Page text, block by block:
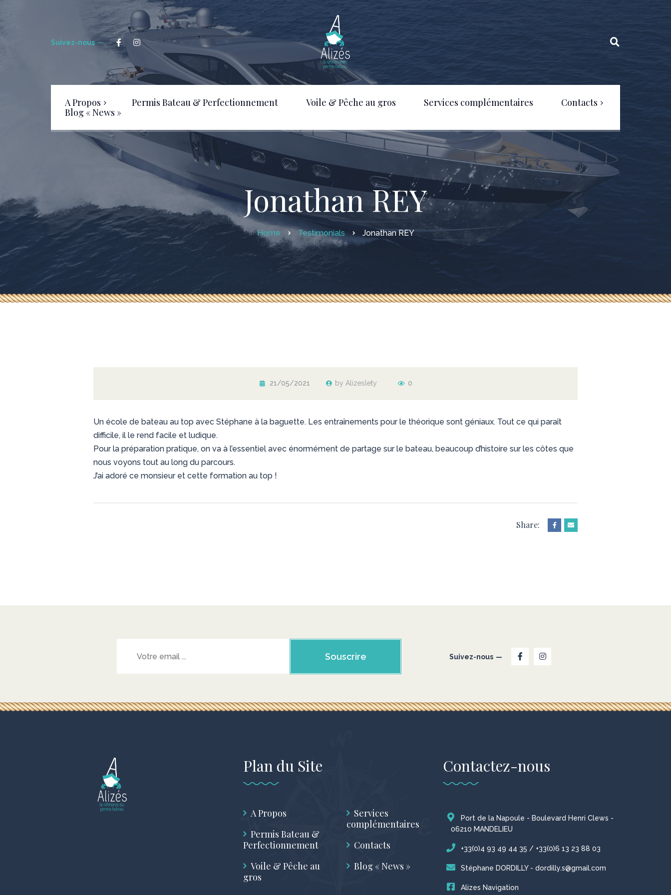
Suivez-nous
A Propos
FAQ – Foire aux Questions
Permis Bateau & Perfectionnement Voile & Pêche au gros Services complémentaires Contacts
Politique de confidentialité
Blog « News »
Jonathan REY
Home Testimonials Jonathan REY
21/05/2021 by Alizeslety 0
Un école de bateau au top avec Stéphane à la baguette. Les entraînements pour le théorique sont géniaux. Tout ce qui paraît
difficile, il le rend facile et ludique.
Pour la préparation pratique, on va à l’essentiel avec énormément de partage sur le bateau, beaucoup d’histoire sur les côtes que
nous voyons tout au long du parcours.
J’ai adoré ce monsieur et cette formation au top !
Share:
Souscrire Suivez-nous
Plan du Site
A Propos
Permis Bateau &
Perfectionnement
Voile & Pêche au
gros
Services
complémentaires
Contacts
Blog « News »
Contactez-nous
Port de la Napoule - Boulevard Henri Clews -
06210 MANDELIEU
+33(0)4 93 49 44 35 / +33(0)6 13 23 88 03
Stéphane DORDILLY - dordilly.s@gmail.com
Alizes Navigation